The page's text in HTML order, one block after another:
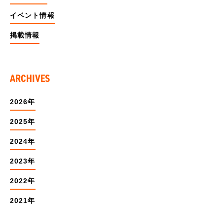
イベント情報
掲載情報
ARCHIVES
2026年
2025年
2024年
2023年
2022年
2021年